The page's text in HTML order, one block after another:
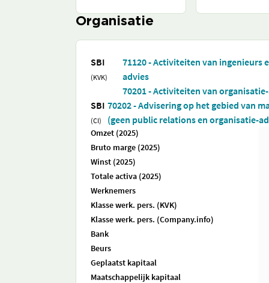
Organisatie
SBI
(KVK)
71120 - Activiteiten van ingenieurs
advies
70201 - Activiteiten van
SBI
(CI)
70202 - Advisering op het gebied van
(geen public relations en organisatie-
Omzet (2025)
Bruto marge (2025)
Winst (2025)
Totale activa (2025)
Werknemers
Klasse werk. pers. (KVK)
Klasse werk. pers. (Company.info)
Bank
Beurs
Geplaatst kapitaal
Maatschappelijk kapitaal